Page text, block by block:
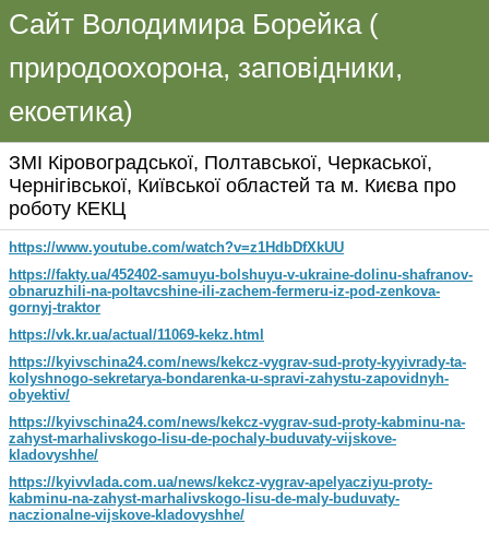
Сайт Володимира Борейка (
природоохорона, заповідники,
екоетика)
ЗМІ Кіровоградської, Полтавської, Черкаської,
Чернігівської, Київської областей та м. Києва про
роботу КЕКЦ
https://www.youtube.com/watch?v=z1HdbDfXkUU
https://fakty.ua/452402-samuyu-bolshuyu-v-ukraine-dolinu-shafranov-
obnaruzhili-na-poltavcshine-ili-zachem-fermeru-iz-pod-zenkova-
gornyj-traktor
https://vk.kr.ua/actual/11069-kekz.html
https://kyivschina24.com/news/kekcz-vygrav-sud-proty-kyyivrady-ta-
kolyshnogo-sekretarya-bondarenka-u-spravi-zahystu-zapovidnyh-
obyektiv/
https://kyivschina24.com/news/kekcz-vygrav-sud-proty-kabminu-na-
zahyst-marhalivskogo-lisu-de-pochaly-buduvaty-vijskove-
kladovyshhe/
https://kyivvlada.com.ua/news/kekcz-vygrav-apelyacziyu-proty-
kabminu-na-zahyst-marhalivskogo-lisu-de-maly-buduvaty-
naczionalne-vijskove-kladovyshhe/